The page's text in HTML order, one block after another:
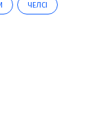
ЧЕЛСІ